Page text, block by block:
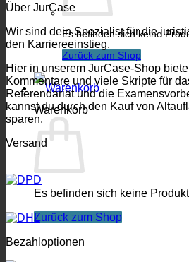
Es befinden sich keine
Zurück zum Shop
Warenkorb
Es befinden sich keine
Zurück zum Shop
Über JurCase
Wir sind dein Spezialist für die
den Karriereeinstieg.
Hier in unserem JurCase-Shop
Kommentare und viele Skripte für
Referendariat und die
kannst du durch den Kauf von
sparen.
Versand
Bezahloptionen